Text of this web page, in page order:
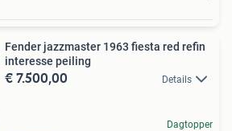
Fender jazzmaster 1963 fiesta red refin
interesse peiling
€ 7.500,00 Details
Dagtopper